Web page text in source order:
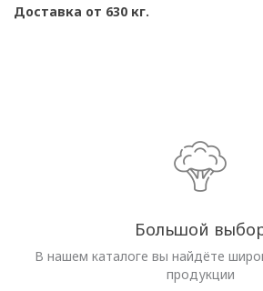
Доставка от 630 кг.
Большой
В нашем каталоге вы найдёте
продукции